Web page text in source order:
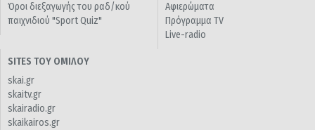
Όροι διεξαγωγής του ραδ/κού
παιχνιδιού "Sport Quiz"
Αφιερώματα
Πρόγραμμα TV
Live-radio
SITES ΤΟΥ ΟΜΙΛΟΥ
skai.gr
skaitv.gr
skairadio.gr
skaikairos.gr